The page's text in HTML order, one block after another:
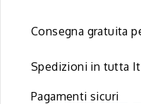
Consegna gratuita
Spedizioni in tutta
Pagamenti sicuri